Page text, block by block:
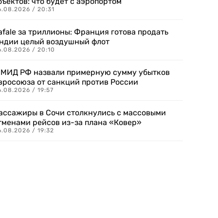
/ 20:31
за триллионы: Франция готова продать
целый воздушный флот
/ 20:10
РФ назвали примерную сумму убытков
от санкций против России
/ 19:57
в Сочи столкнулись с массовыми
рейсов из-за плана «Ковер»
/ 19:32